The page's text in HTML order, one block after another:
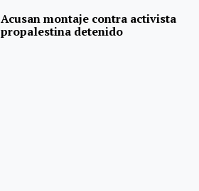
Acusan montaje contra activista
propalestina detenido